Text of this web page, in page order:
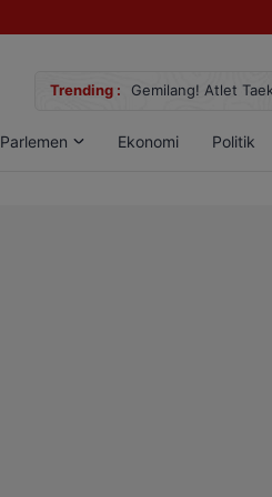
Trending : Gemilang! Atlet
Parlemen Ekonomi Politik